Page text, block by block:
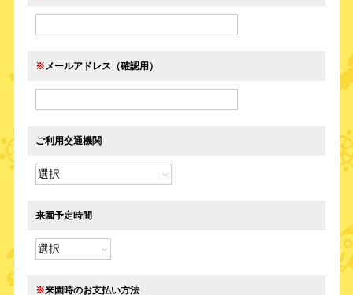
※ メールアドレス（確認用）
ご利用交通機関
来園予定時間
※来園時のお支払い方法